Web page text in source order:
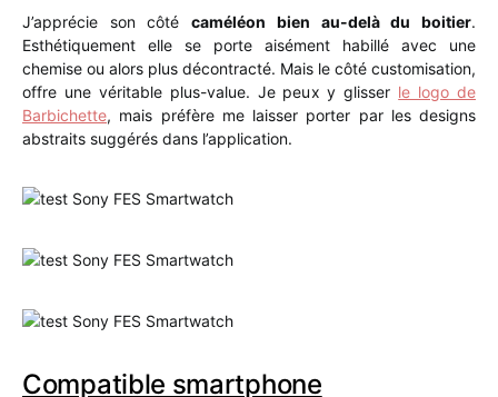
J’apprécie son côtécaméléon bien au-delà du boitier.
Esthétiquement elle se porte aisément habillé avec une
chemise ou alors plus décontracté. Mais le côté customisation,
offre une véritable plus-value. Je peux y glisser le logo de
Barbichette, mais préfère me laisser porter par les designs
abstraits suggérés dans l’application.
Compatible smartphone